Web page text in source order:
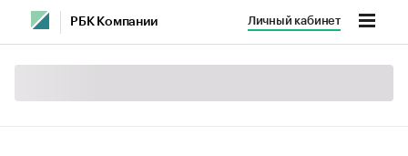
РБК Компании Личный кабинет